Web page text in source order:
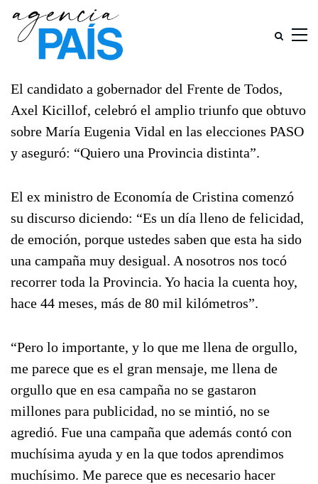
El candidato a gobernador del Frente de Todos,
Axel Kicillof, celebró el amplio triunfo que obtuvo
sobre María Eugenia Vidal en las elecciones PASO
y aseguró: “Quiero una Provincia distinta”.
El ex ministro de Economía de Cristina comenzó
su discurso diciendo: “Es un día lleno de felicidad,
de emoción, porque ustedes saben que esta ha sido
una campaña muy desigual. A nosotros nos tocó
recorrer toda la Provincia. Yo hacia la cuenta hoy,
hace 44 meses, más de 80 mil kilómetros”.
“Pero lo importante, y lo que me llena de orgullo,
me parece que es el gran mensaje, me llena de
orgullo que en esa campaña no se gastaron
millones para publicidad, no se mintió, no se
agredió. Fue una campaña que además contó con
muchísima ayuda y en la que todos aprendimos
muchísimo. Me parece que es necesario hacer